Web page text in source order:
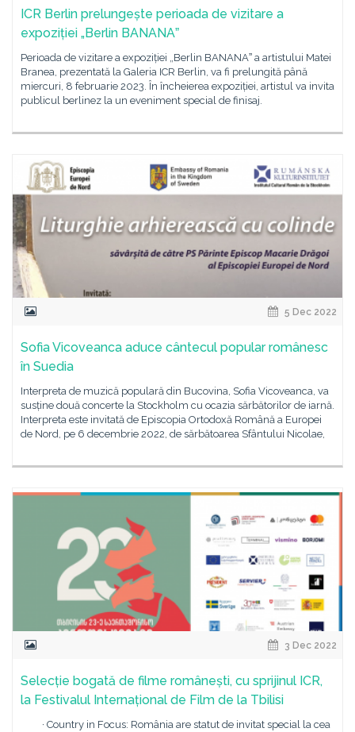
ICR Berlin prelungește perioada de vizitare a
expoziției „Berlin BANANAˮ
Perioada de vizitare a expoziției „Berlin BANANAˮ a artistului Matei
Branea, prezentată la Galeria ICR Berlin, va fi prelungită până
miercuri, 8 februarie 2023. În încheierea expoziției, artistul va invita
publicul berlinez la un eveniment special de finisaj.
5 Dec 2022
Sofia Vicoveanca aduce cântecul popular românesc
în Suedia
Interpreta de muzică populară din Bucovina, Sofia Vicoveanca, va
susține două concerte la Stockholm cu ocazia sărbătorilor de iarnă.
Interpreta este invitată de Episcopia Ortodoxă Română a Europei
de Nord, pe 6 decembrie 2022, de sărbătoarea Sfântului Nicolae,
3 Dec 2022
Selecție bogată de filme românești, cu sprijinul ICR,
la Festivalul Internațional de Film de la Tbilisi
· Country in Focus: România are statut de invitat special la cea